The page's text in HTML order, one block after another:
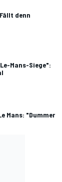
denn
Mans-Siege":
Mans: "Dummer